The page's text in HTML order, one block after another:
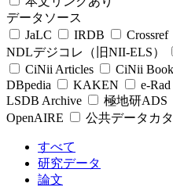
データソース
JaLC
IRDB Crossref
NDLデジコレ（旧NII-ELS）
CiNii Articles
CiNii
DBpedia
KAKEN e-Rad
LSDB Archive
極地研ADS
OpenAIRE
公共データカ
すべて
研究データ
論文